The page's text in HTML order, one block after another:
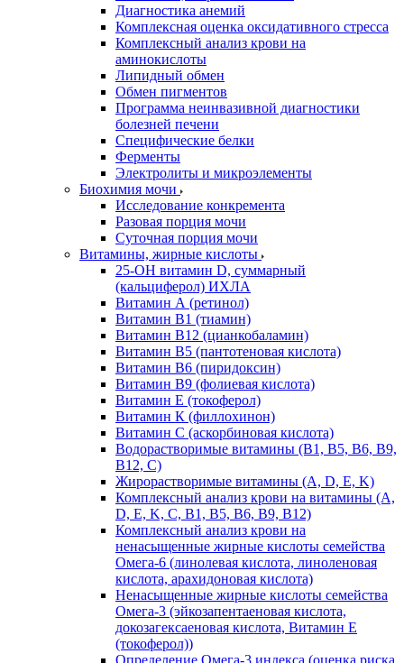
Диагностика анемий
Комплексная оценка оксидативного стресса
Комплексный анализ крови на
аминокислоты
Липидный обмен
Обмен пигментов
Программа неинвазивной диагностики
болезней печени
Специфические белки
Ферменты
Электролиты и микроэлементы
Биохимия мочи
Исследование конкремента
Разовая порция мочи
Суточная порция мочи
Витамины, жирные кислоты
25-OH витамин D, суммарный
(кальциферол) ИХЛА
Витамин А (ретинол)
Витамин В1 (тиамин)
Витамин В12 (цианкобаламин)
Витамин В5 (пантотеновая кислота)
Витамин В6 (пиридоксин)
Витамин В9 (фолиевая кислота)
Витамин Е (токоферол)
Витамин К (филлохинон)
Витамин С (аскорбиновая кислота)
Водорастворимые витамины (B1, B5, B6, В9,
В12, С)
Жирорастворимые витамины (A, D, E, K)
Комплексный анализ крови на витамины (A,
D, E, K, C, B1, B5, B6, В9, B12)
Комплексный анализ крови на
ненасыщенные жирные кислоты семейства
Омега-6 (линолевая кислота, линоленовая
кислота, арахидоновая кислота)
Ненасыщенные жирные кислоты семейства
Омега-3 (эйкозапентаеновая кислота,
докозагексаеновая кислота, Витамин E
(токоферол))
Определение Омега-3 индекса (оценка риска